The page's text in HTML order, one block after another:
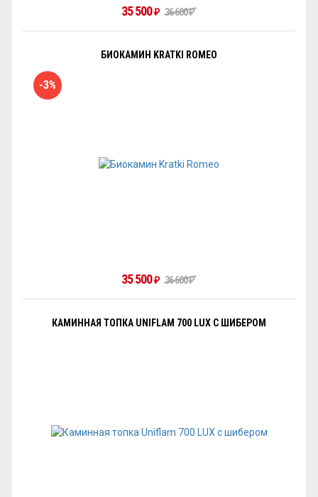
35 500₽ 36 600₽
БИОКАМИН KRATKI ROMEO
-3%
35 500₽ 36 600₽
КАМИННАЯ ТОПКА UNIFLAM 700 LUX С ШИБЕРОМ